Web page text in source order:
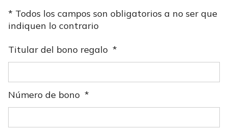
* Todos los campos son obligatorios a no ser que
indiquen lo contrario
Titular del bono regalo
Número de bono